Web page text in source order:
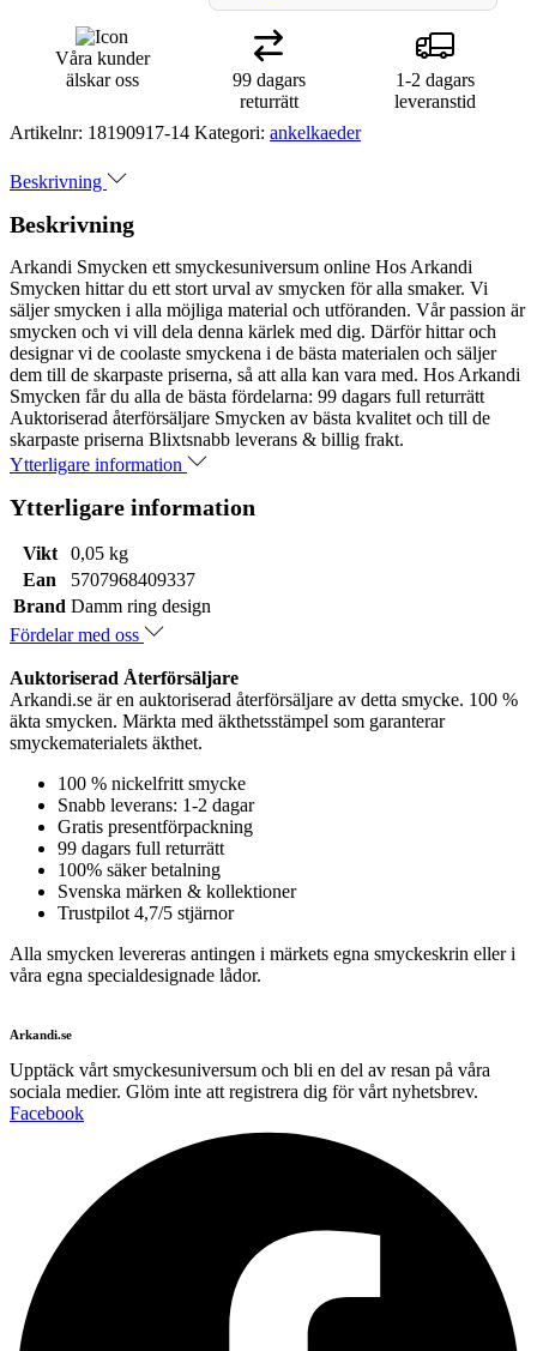
Våra kunder
älskar oss
99 dagars
returrätt
1-2 dagars
leveranstid
Artikelnr: 18190917-14 Kategori: ankelkaeder
Beskrivning
Beskrivning
Arkandi Smycken ett smyckesuniversum online Hos Arkandi
Smycken hittar du ett stort urval av smycken för alla smaker. Vi
säljer smycken i alla möjliga material och utföranden. Vår passion är
smycken och vi vill dela denna kärlek med dig. Därför hittar och
designar vi de coolaste smyckena i de bästa materialen och säljer
dem till de skarpaste priserna, så att alla kan vara med. Hos Arkandi
Smycken får du alla de bästa fördelarna: 99 dagars full returrätt
Auktoriserad återförsäljare Smycken av bästa kvalitet och till de
skarpaste priserna Blixtsnabb leverans & billig frakt.
Ytterligare information
Ytterligare information
Vikt
0,05 kg
Ean
5707968409337
Brand Damm ring design
Fördelar med oss
Auktoriserad Återförsäljare
Arkandi.se är en auktoriserad återförsäljare av detta smycke. 100 %
äkta smycken. Märkta med äkthetsstämpel som garanterar
smyckematerialets äkthet.
100 % nickelfritt smycke
Snabb leverans: 1-2 dagar
Gratis presentförpackning
99 dagars full returrätt
100% säker betalning
Svenska märken & kollektioner
Trustpilot 4,7/5 stjärnor
Alla smycken levereras antingen i märkets egna smyckeskrin eller i
våra egna specialdesignade lådor.
Arkandi.se
Upptäck vårt smyckesuniversum och bli en del av resan på våra
sociala medier. Glöm inte att registrera dig för vårt nyhetsbrev.
Facebook